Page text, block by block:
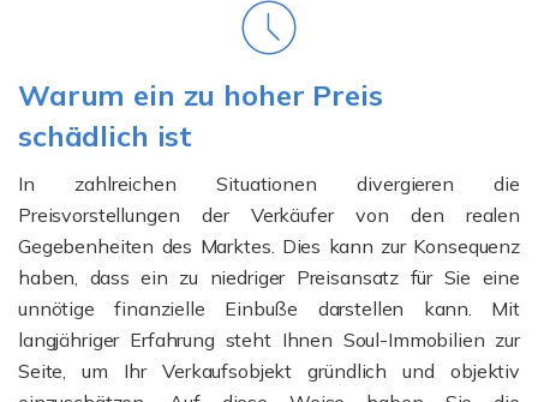
Warum ein zu hoher Preis
schädlich ist
In zahlreichen Situationen divergieren die
Preisvorstellungen der Verkäufer von den realen
Gegebenheiten des Marktes. Dies kann zur Konsequenz
haben, dass ein zu niedriger Preisansatz für Sie eine
unnötige finanzielle Einbuße darstellen kann. Mit
langjähriger Erfahrung steht Ihnen Soul-Immobilien zur
Seite, um Ihr Verkaufsobjekt gründlich und objektiv